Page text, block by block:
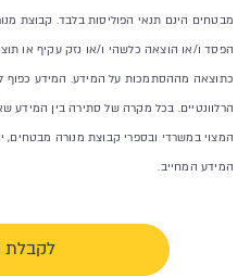
מבטחים הינם תנאי הפוליסות בלבד. קבוצת
הפסד ו/או הוצאה כלשהי ו/או נזק עקיף או
כתוצאה מההסתמכות על המידע. המידע כפוף
הרלוונטיים. בכל מקרה של סתירה בין המידע
המצוי במשרדי ובספרי קבוצת מנורה מבטחים,
המידע המחייב.
לקבלת